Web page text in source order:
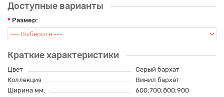
Доступные варианты
Размер:
Краткие характеристики
Цвет
Серый бархат
Коллекция
Винил бархат
Ширина мм.
600;700;800;900